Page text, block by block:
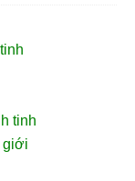
tinh
giới